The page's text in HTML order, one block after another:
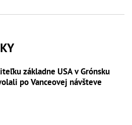
základne USA v Grónsku
po Vanceovej návšteve